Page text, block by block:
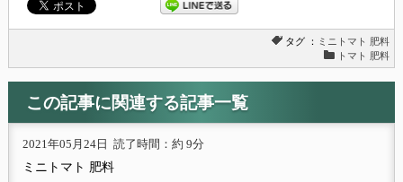
タグ ： ミニトマト 肥料
トマト 肥料
この記事に関連する記事一覧
2021年05月24日 読了時間：約 9分
ミニトマト 肥料